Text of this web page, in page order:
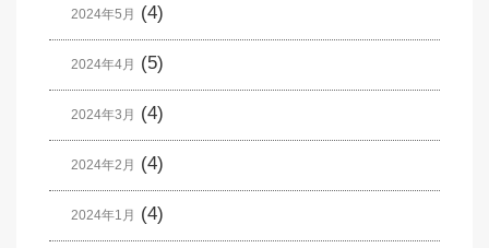
2024年5月 (4)
2024年4月 (5)
2024年3月 (4)
2024年2月 (4)
2024年1月 (4)